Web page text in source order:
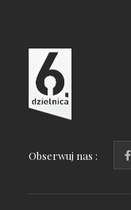
Obserwuj nas :